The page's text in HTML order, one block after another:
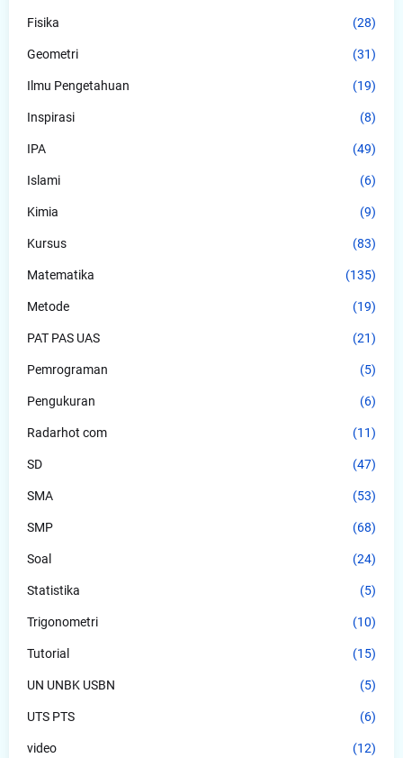
Fisika (28)
Geometri (31)
Ilmu Pengetahuan (19)
Inspirasi (8)
IPA (49)
Islami (6)
Kimia (9)
Kursus (83)
Matematika (135)
Metode (19)
PAT PAS UAS (21)
Pemrograman (5)
Pengukuran (6)
Radarhot com (11)
SD (47)
SMA (53)
SMP (68)
Soal (24)
Statistika (5)
Trigonometri (10)
Tutorial (15)
UN UNBK USBN (5)
UTS PTS (6)
video (12)